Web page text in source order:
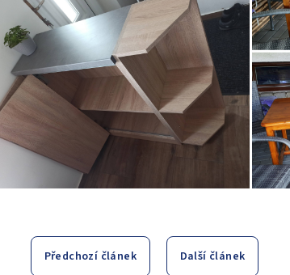
Předchozí článek Další článek